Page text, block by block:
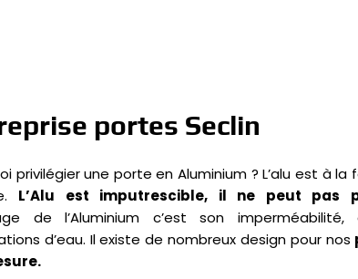
portes Seclin
privilégier une porte en Aluminium ? L’alu est à
L’Alu est imputrescible, il ne peut pas
de l’Aluminium c’est son imperméabilité,
d’eau. Il existe de nombreux design pour nos